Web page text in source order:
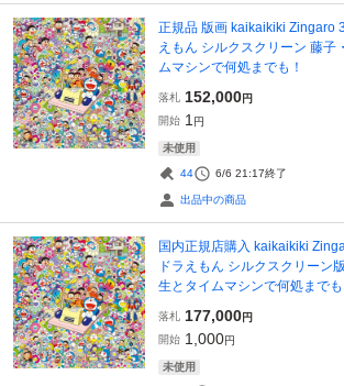
正規品 版画 kaikaikiki Zingaro
えもん シルクスクリーン 藤子
ムマシンで何処までも！
落札 152,000円
開始 1 円
未使用
44 6/6 21:17終了
出品中の商品
国内正規店購入 kaikaikiki
ドラえもん シルクスクリーン
生とタイムマシンで何処までも
落札 177,000円
開始 1,000円
未使用